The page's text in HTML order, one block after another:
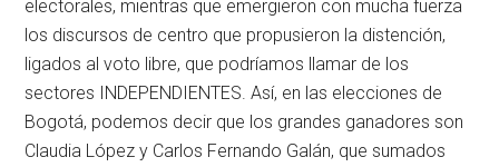
electorales, mientras que emergieron con mucha fuerza
los discursos de centro que propusieron la distención,
ligados al voto libre, que podríamos llamar de los
sectores INDEPENDIENTES. Así, en las elecciones de
Bogotá, podemos decir que los grandes ganadores son
Claudia López y Carlos Fernando Galán, que sumados